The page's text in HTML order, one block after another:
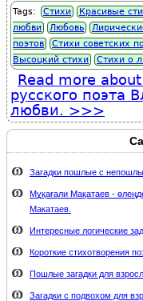
Tags: Стихи Красивые
любви
Любовь
поэтов
Стихи советских
Высоцкий стихи
Стихи о
Read more
русского поэта
любви.
Загадки пошлые с
Мұқағали Мақатаев -
Макатаев.
Интересные логические
Короткие стихотворения
Пошлые загадки для
Загадки с подвохом для